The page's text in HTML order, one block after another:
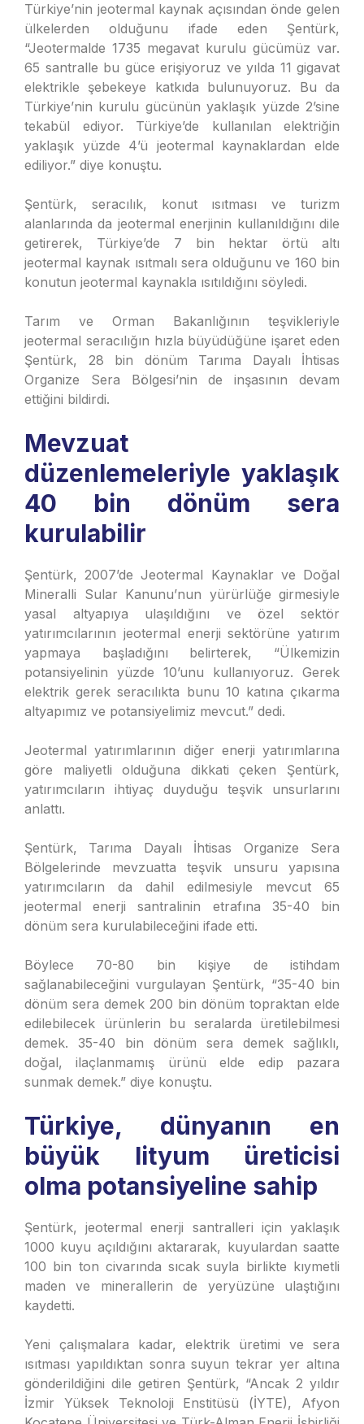
Türkiye’nin jeotermal kaynak açısından önde gelen
ülkelerden olduğunu ifade eden Şentürk,
“Jeotermalde 1735 megavat kurulu gücümüz var.
65 santralle bu güce erişiyoruz ve yılda 11 gigavat
elektrikle şebekeye katkıda bulunuyoruz. Bu da
Türkiye’nin kurulu gücünün yaklaşık yüzde 2’sine
tekabül ediyor. Türkiye’de kullanılan elektriğin
yaklaşık yüzde 4’ü jeotermal kaynaklardan elde
ediliyor.” diye konuştu.
Şentürk, seracılık, konut ısıtması ve turizm
alanlarında da jeotermal enerjinin kullanıldığını dile
getirerek, Türkiye’de 7 bin hektar örtü altı
jeotermal kaynak ısıtmalı sera olduğunu ve 160 bin
konutun jeotermal kaynakla ısıtıldığını söyledi.
Tarım ve Orman Bakanlığının teşvikleriyle
jeotermal seracılığın hızla büyüdüğüne işaret eden
Şentürk, 28 bin dönüm Tarıma Dayalı İhtisas
Organize Sera Bölgesi’nin de inşasının devam
ettiğini bildirdi.
Mevzuat
düzenlemeleriyle yaklaşık
40 bin dönüm sera
kurulabilir
Şentürk, 2007’de Jeotermal Kaynaklar ve Doğal
Mineralli Sular Kanunu’nun yürürlüğe girmesiyle
yasal altyapıya ulaşıldığını ve özel sektör
yatırımcılarının jeotermal enerji sektörüne yatırım
yapmaya başladığını belirterek, “Ülkemizin
potansiyelinin yüzde 10’unu kullanıyoruz. Gerek
elektrik gerek seracılıkta bunu 10 katına çıkarma
altyapımız ve potansiyelimiz mevcut.” dedi.
Jeotermal yatırımlarının diğer enerji yatırımlarına
göre maliyetli olduğuna dikkati çeken Şentürk,
yatırımcıların ihtiyaç duyduğu teşvik unsurlarını
anlattı.
Şentürk, Tarıma Dayalı İhtisas Organize Sera
Bölgelerinde mevzuatta teşvik unsuru yapısına
yatırımcıların da dahil edilmesiyle mevcut 65
jeotermal enerji santralinin etrafına 35-40 bin
dönüm sera kurulabileceğini ifade etti.
Böylece 70-80 bin kişiye de istihdam
sağlanabileceğini vurgulayan Şentürk, “35-40 bin
dönüm sera demek 200 bin dönüm topraktan elde
edilebilecek ürünlerin bu seralarda üretilebilmesi
demek. 35-40 bin dönüm sera demek sağlıklı,
doğal, ilaçlanmamış ürünü elde edip pazara
sunmak demek.” diye konuştu.
Türkiye, dünyanın en
büyük lityum üreticisi
olma potansiyeline sahip
Şentürk, jeotermal enerji santralleri için yaklaşık
1000 kuyu açıldığını aktararak, kuyulardan saatte
100 bin ton civarında sıcak suyla birlikte kıymetli
maden ve minerallerin de yeryüzüne ulaştığını
kaydetti.
Yeni çalışmalara kadar, elektrik üretimi ve sera
ısıtması yapıldıktan sonra suyun tekrar yer altına
gönderildiğini dile getiren Şentürk, “Ancak 2 yıldır
İzmir Yüksek Teknoloji Enstitüsü (İYTE), Afyon